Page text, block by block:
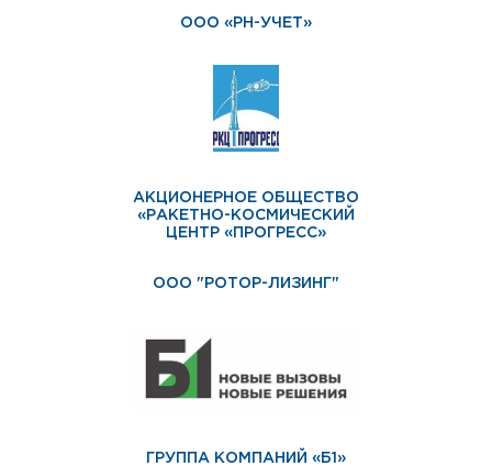
ООО «РН-УЧЕТ»
АКЦИОНЕРНОЕ ОБЩЕСТВО
«РАКЕТНО-КОСМИЧЕСКИЙ
ЦЕНТР «ПРОГРЕСС»
ООО "РОТОР-ЛИЗИНГ"
ГРУППА КОМПАНИЙ «Б1»